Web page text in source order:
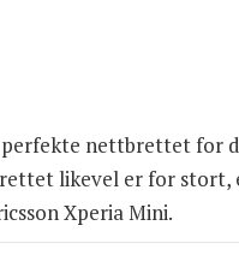
perfekte nettbrettet
likevel er for
Xperia Mini.